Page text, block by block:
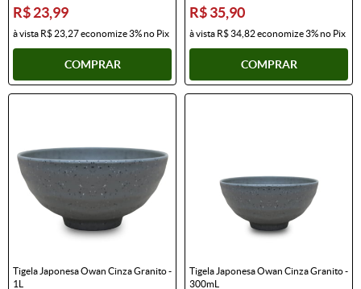
R$ 23,99
à vista R$ 23,27economize3%no Pix
COMPRAR
R$ 35,90
à vista R$ 34,82economize3%no Pix
COMPRAR
Tigela Japonesa Owan Cinza Granito -
1L
Tigela Japonesa Owan Cinza Granito -
300mL